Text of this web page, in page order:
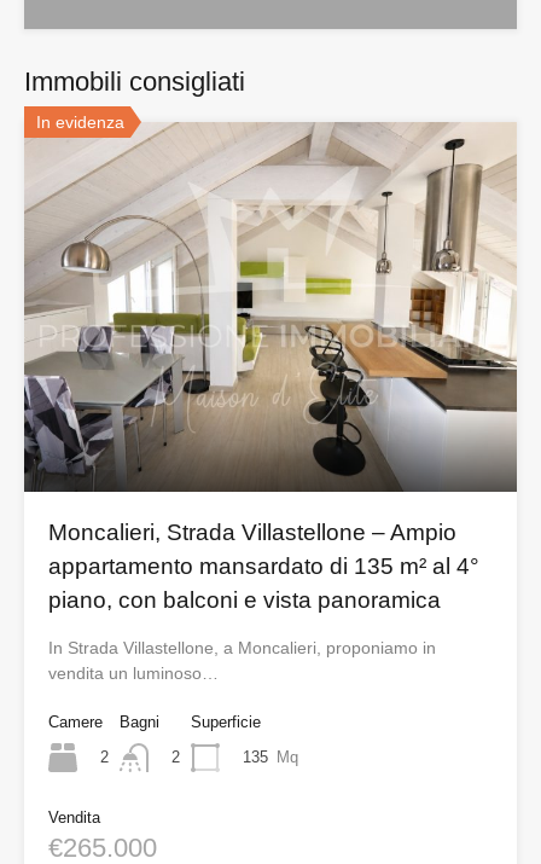
Immobili consigliati
In evidenza
Moncalieri, Strada Villastellone – Ampio
appartamento mansardato di 135 m² al 4°
piano, con balconi e vista panoramica
In Strada Villastellone, a Moncalieri, proponiamo in
vendita un luminoso…
Camere
2
Bagni
2
Superficie
135 Mq
Vendita
€265.000